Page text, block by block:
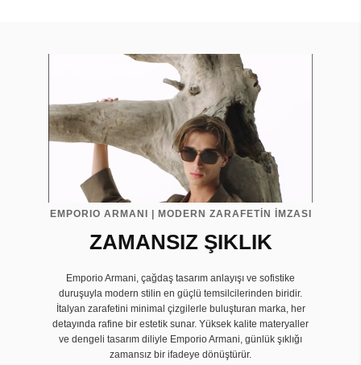
EMPORIO ARMANI | MODERN ZARAFETİN İMZASI
ZAMANSIZ ŞIKLIK
Emporio Armani, çağdaş tasarım anlayışı ve sofistike
duruşuyla modern stilin en güçlü temsilcilerinden biridir.
İtalyan zarafetini minimal çizgilerle buluşturan marka, her
detayında rafine bir estetik sunar. Yüksek kalite materyaller
ve dengeli tasarım diliyle Emporio Armani, günlük şıklığı
zamansız bir ifadeye dönüştürür.